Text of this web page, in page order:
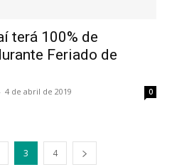
terá 100% de
Feriado de
- 4 de abril de 2019 0
3 4